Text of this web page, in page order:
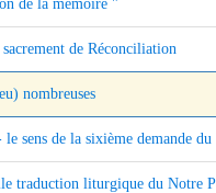
de la mémoire "
de Réconciliation
nombreuses
sens de la sixième demande du
traduction liturgique du Notre